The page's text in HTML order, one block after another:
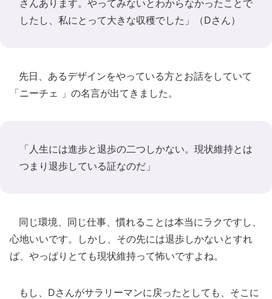
さんあります。やってみないとわからなかったことで
したし、私にとって大きな収穫でした」（Dさん）
先日、あるデザインをやっている方とお話をしていて
「ニーチェ 」の名言が出てきました。
「人生には進歩と退歩の二つしかない。現状維持とは
つまり退歩している証なのだ」
同じ環境、同じ仕事、慣れることは本当にラクですし、
心地いいです。しかし、その先には退歩しかないとすれ
ば、やっぱりとても現状維持って怖いですよね。
もし、Dさんがサラリーマンに戻ったとしても、そこに